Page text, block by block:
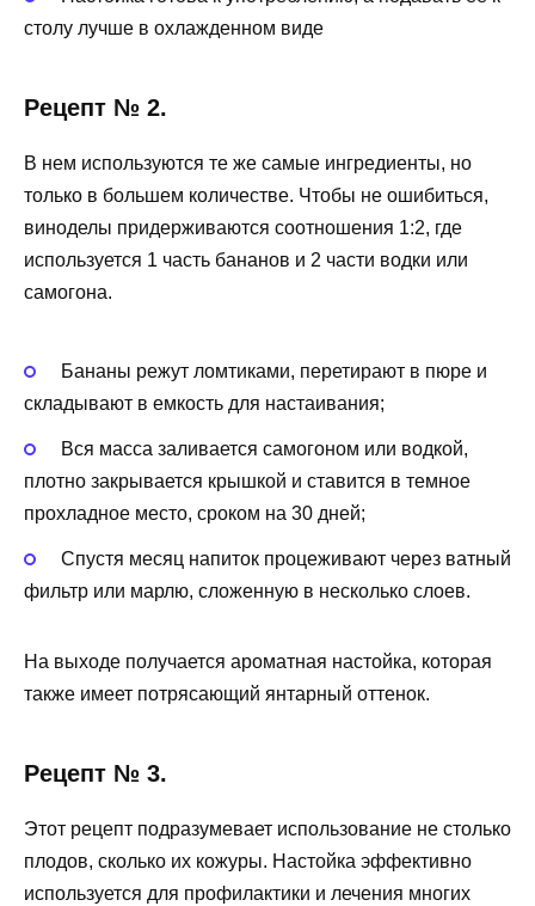
столу лучше в охлажденном виде
Рецепт № 2.
В нем используются те же самые ингредиенты, но
только в большем количестве. Чтобы не ошибиться,
виноделы придерживаются соотношения 1:2, где
используется 1 часть бананов и 2 части водки или
самогона.
Бананы режут ломтиками, перетирают в пюре и
складывают в емкость для настаивания;
Вся масса заливается самогоном или водкой,
плотно закрывается крышкой и ставится в темное
прохладное место, сроком на 30 дней;
Спустя месяц напиток процеживают через ватный
фильтр или марлю, сложенную в несколько слоев.
На выходе получается ароматная настойка, которая
также имеет потрясающий янтарный оттенок.
Рецепт № 3.
Этот рецепт подразумевает использование не столько
плодов, сколько их кожуры. Настойка эффективно
используется для профилактики и лечения многих